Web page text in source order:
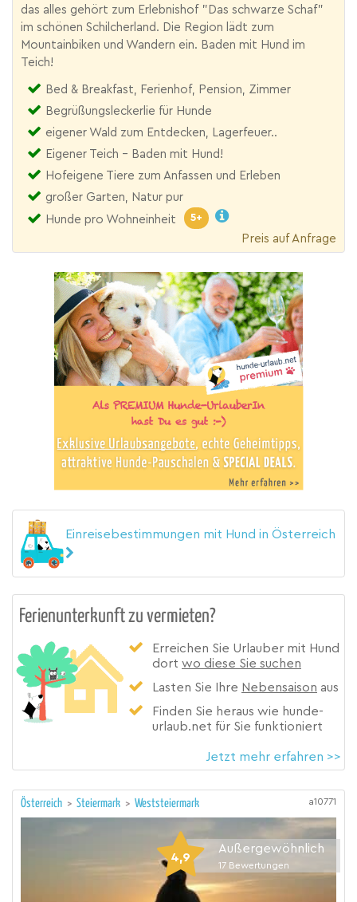
das alles gehört zum Erlebnishof "Das schwarze Schaf"
im schönen Schilcherland. Die Region lädt zum
Mountainbiken und Wandern ein. Baden mit Hund im
Teich!
Bed & Breakfast, Ferienhof, Pension, Zimmer
Begrüßungsleckerlie für Hunde
eigener Wald zum Entdecken, Lagerfeuer..
Eigener Teich - Baden mit Hund!
Hofeigene Tiere zum Anfassen und Erleben
großer Garten, Natur pur
Hunde pro Wohneinheit
5+
Preis auf Anfrage
Einreisebestimmungen mit Hund in Österreich
Ferienunterkunft zu vermieten?
Erreichen Sie Urlauber mit Hund
dort wo diese Sie suchen
Lasten Sie Ihre Nebensaison aus
Finden Sie heraus wie hunde-
urlaub.net für Sie funktioniert
Jetzt mehr erfahren >>
Österreich > Steiermark > Weststeiermark a10771
4,9
Außergewöhnlich
17 Bewertungen